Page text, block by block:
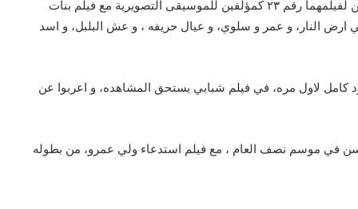
وصل المؤلفات الموسيقيان شريف الوسيمي وشادي محسن لفيلمهما رقم ٢٣ كمؤلفين للموسيقى التصويرية مع فيلم بنات
ارض النار، و عمر و سلوي، و عيال حريفه ، و عش البلبل، و اسد
لاول مره، في فيلم شبابي يستحق المشاهده، و اعربوا عن
في موسم نصف العام ، مع فيلم استدعاء ولي عمرو، من بطوله